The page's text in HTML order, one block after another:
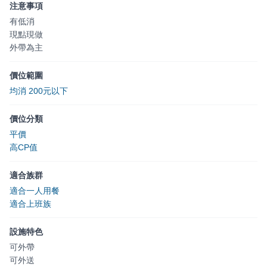
注意事項
有低消
現點現做
外帶為主
價位範圍
均消 200元以下
價位分類
平價
高CP值
適合族群
適合一人用餐
適合上班族
設施特色
可外帶
可外送